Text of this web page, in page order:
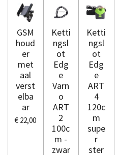
GSM
houd
er
met
aal
verst
elba
ar
€ 22,00
Ketti
ngsl
ot
Edg
e
Varn
o
ART
2
100c
m -
zwar
Ketti
ngsl
ot
Edg
e
ART
4
120c
m
supe
r
ster